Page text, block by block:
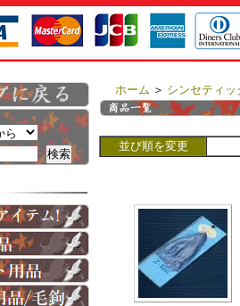
ホーム ＞ シンセティッ
並び順を変更